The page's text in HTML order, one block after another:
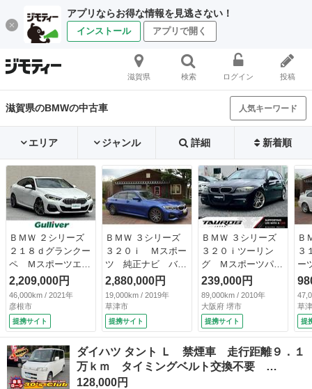
アプリならお得な情報を見逃さない！
インストール アプリで開く
滋賀県 検索 ログイン 投稿
滋賀県のBMWの中古車 人気キーワード
エリア ジャンル 詳細 新着順
ＢＭＷ ２シリーズ
２１８ｄグランクー
ペ Ｍスポーツエデ
ィションジョイ＋
ＳＲ／ｉＤｒｉｖｅ
ナビ／ハイラインＰ
／橙革シート／シー
トヒーター／メモリ
シート／パワーシー
ト／純正前後ドライ
ブレコーダー／バッ
クカメラ／追従式ク
2,209,000円
46,000km / 2021年
彦根市
提携サイト
ＢＭＷ ３シリーズ
３２０ｉ Ｍスポー
ツ 純正ナビ バッ
クカメラ ＡＣＣ
ＥＴＣ ＬＥＤライ
ト ハーフレザーＰ
シート 障害物セン
サー 純正１８ＡＷ
2,880,000円
19,000km / 2019年
草津市
提携サイト
ＢＭＷ ３シリーズ
３２０ｉツーリン
グ Ｍスポーツパッ
ケージ ユーザー買
取車 車検令和８年
１２月 ナビ 純正
１８インチアルミホ
イール オートエア
コン ＥＴＣ スマ
ートキープッシュス
タート パワーステ
239,000円
89,000km / 2010年
大阪府 堺市
提携サイト
Ｂ
３
ー
（
草
提
ダイハツ タント Ｌ 禁煙車 走行距離９．１
万ｋｍ タイミングベルト交換不要 …
128,000円